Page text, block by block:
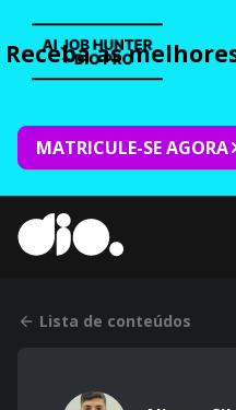
Receba as
MATRICULE-SE AGORA
Lista de conteúdos